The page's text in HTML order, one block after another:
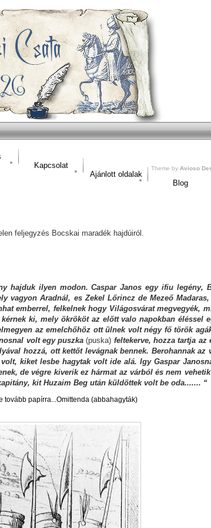
Kapcsolat
Ajánlott oldalak
Blog
feljegyzés Bocskai maradék hajdúiról.
hajduk ilyen modon. Caspar Janos egy ifiu legény,
vagyon Aradnál, es Zekel Lőrincz de Mezeő Madaras,
emberrel, felkelnek hogy Világosvárat megvegyék,
ki, mely ökrököt az előtt valo napokban éléssel
az emelchőhöz ott ülnek volt négy fő török
volt egy puszka(puska) feltekerve, hozza tartja az
hozzá, ott kettőt levágnak bennek. Berohannak az
kiket lesbe hagytak volt ide alá. Igy Gaspar
de végre kiverik ez hármat az várból és nem
kit Huzaim Beg után küldöttek volt be oda....... “
tovább papírra...Omittenda (abbahagyták)
Theme by Avioso